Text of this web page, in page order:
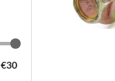
€30